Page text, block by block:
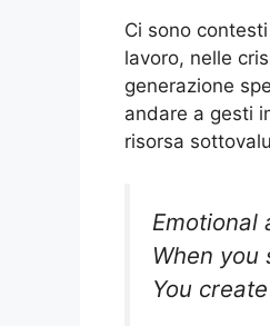
Ci sono
lavoro, nelle
generazione
andare a gesti
risorsa
Emotional
When
You